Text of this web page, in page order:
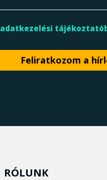
adatkezelési
RÓLUNK